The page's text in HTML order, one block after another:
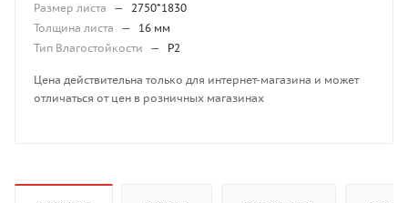
Размер листа
— 2750*1830
Толщина листа
—
16 мм
Тип Влагостойкости
— P2
Цена действительна только для интернет-магазина и может
отличаться от цен в розничных магазинах